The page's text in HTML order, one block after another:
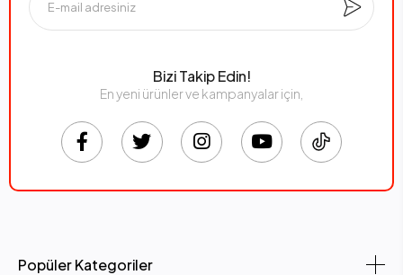
Bizi Takip Edin!
En yeni ürünler ve kampanyalar için,
Popüler Kategoriler